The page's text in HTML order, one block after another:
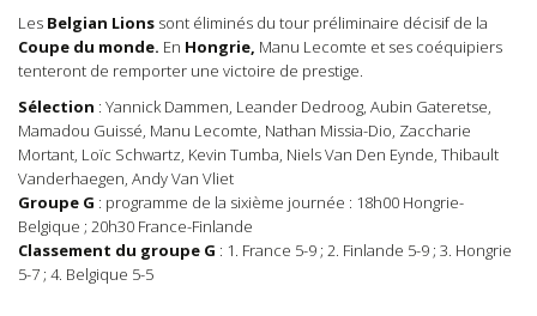
Les Belgian Lions sont éliminés du tour préliminaire décisif de la
Coupe du monde. En Hongrie, Manu Lecomte et ses coéquipiers
tenteront de remporter une victoire de prestige.
Sélection : Yannick Dammen, Leander Dedroog, Aubin Gateretse,
Mamadou Guissé, Manu Lecomte, Nathan Missia-Dio, Zaccharie
Mortant, Loïc Schwartz, Kevin Tumba, Niels Van Den Eynde, Thibault
Vanderhaegen, Andy Van Vliet
Groupe G : programme de la sixième journée : 18h00 Hongrie-
Belgique ; 20h30 France-Finlande
Classement du groupe G : 1. France 5-9 ; 2. Finlande 5-9 ; 3. Hongrie
5-7 ; 4. Belgique 5-5